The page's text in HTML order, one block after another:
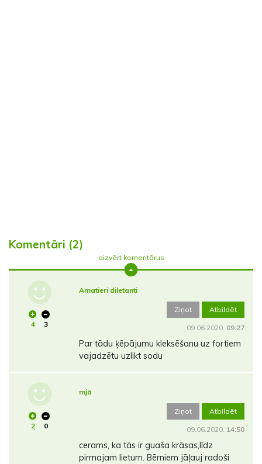
Komentāri (2)
aizvērt komentārus
4 3
Amatieri diletanti
Ziņot Atbildēt
09.06.2020. 09:27
Par tādu ķēpājumu kleksēšanu uz fortiem
vajadzētu uzlikt sodu
2 0
mjā
Ziņot Atbildēt
09.06.2020. 14:50
cerams, ka tās ir guaša krāsas,līdz
pirmajam lietum. Bērniem jāļauj radoši